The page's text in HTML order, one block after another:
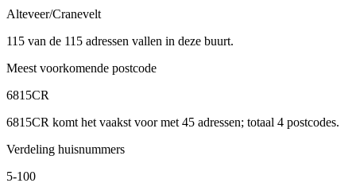
Alteveer/Cranevelt
115 van de 115 adressen vallen in deze buurt.
Meest voorkomende postcode
6815CR
6815CR komt het vaakst voor met 45 adressen; totaal 4 postcodes.
Verdeling huisnummers
5-100